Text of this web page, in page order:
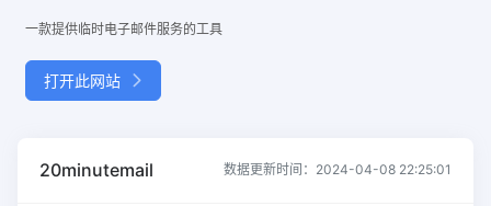
一款提供临时电子邮件服务的工具
打开此网站
20minutemail 数据更新时间：2024-04-08 22:25:01